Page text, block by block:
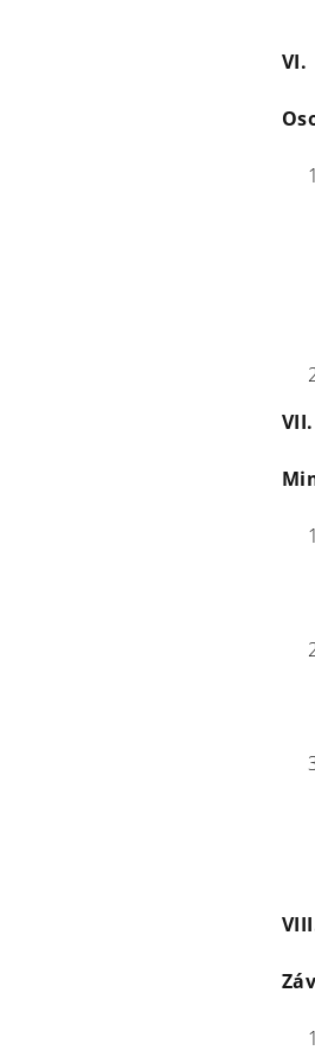
VI.
VII.